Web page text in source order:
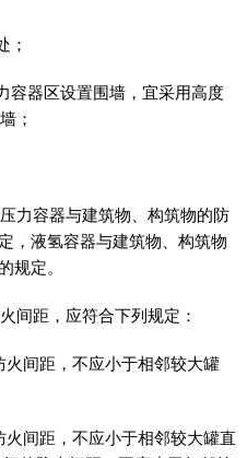
；
容器区设置围墙，宜采用高度
；
力容器与建筑物、构筑物的防
，液氢容器与建筑物、构筑物
规定。
间距，应符合下列规定：
间距，不应小于相邻较大罐
间距，不应小于相邻较大罐直